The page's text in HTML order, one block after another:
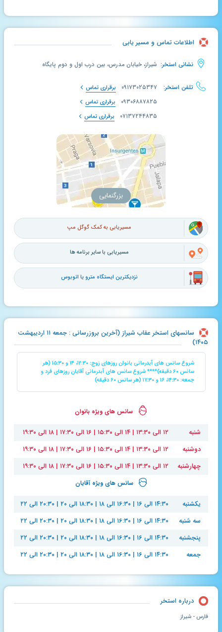
اطلاعات تماس و مسیر یابی
نشانی استخر: شیراز، خیابان مدرس، بین درب اول و دوم پایگاه
تلفن استخر: ۰۹۱۷۳۰۲۵۳۴۷ برقراری تماس
۰۹۳۰۶۸۸۷۸۲۵ برقراری تماس
۰۷۱۳۷۲۴۴۸۳۵ برقراری تماس
بزرگنمایی
مسیریابی به کمک گوگل مپ
مسیریابی با سایر برنامه ها
نزدیکترین ایستگاه مترو یا اتوبوس
سانسهای استخر عقاب شیراز (آخرین بروزرسانی : جمعه ۱۱ اردیبهشت
۱۴۰۵)
شروع سانس های آبدرمانی بانوان روزهای زوج: ۱۲:۳۰، ۱۴ و ۱۵:۳۰ (هر
سانس ۶۰ دقیقه)**** شروع سانس های آبدرمانی آقایان روزهای فرد و
جمعه: ۱۴:۳۰، ۱۶ و ۱۷:۳۰ (هر سانس ۶۰ دقیقه)
سانس های ویژه بانوان
شنبه
۱۲ الی ۱۳:۳۰ | ۱۴ الی ۱۵:۳۰ | ۱۶ الی ۱۷:۳۰ | ۱۸ الی ۱۹:۳۰
دوشنبه
۱۲ الی ۱۳:۳۰ | ۱۴ الی ۱۵:۳۰ | ۱۶ الی ۱۷:۳۰ | ۱۸ الی ۱۹:۳۰
چهارشنبه
۱۲ الی ۱۳:۳۰ | ۱۴ الی ۱۵:۳۰ | ۱۶ الی ۱۷:۳۰ | ۱۸ الی ۱۹:۳۰
سانس های ویژه آقایان
یکشنبه
۱۴:۳۰ الی ۱۶ | ۱۶:۳۰ الی ۱۸ | ۱۸:۳۰ الی ۲۰ | ۲۰:۳۰ الی ۲۲
سه شنبه
۱۴:۳۰ الی ۱۶ | ۱۶:۳۰ الی ۱۸ | ۱۸:۳۰ الی ۲۰ | ۲۰:۳۰ الی ۲۲
پنجشنبه
۱۴:۳۰ الی ۱۶ | ۱۶:۳۰ الی ۱۸ | ۱۸:۳۰ الی ۲۰ | ۲۰:۳۰ الی ۲۲
جمعه
۱۴:۳۰ الی ۱۶ | ۱۶:۳۰ الی ۱۸ | ۱۸:۳۰ الی ۲۰ | ۲۰:۳۰ الی ۲۲
درباره استخر
فارس - شیراز